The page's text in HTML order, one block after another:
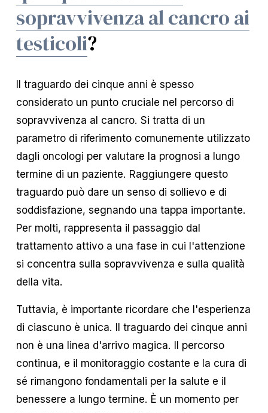
sopravvivenza al cancro ai
testicoli?
Il traguardo dei cinque anni è spesso
considerato un punto cruciale nel percorso di
sopravvivenza al cancro. Si tratta di un
parametro di riferimento comunemente utilizzato
dagli oncologi per valutare la prognosi a lungo
termine di un paziente. Raggiungere questo
traguardo può dare un senso di sollievo e di
soddisfazione, segnando una tappa importante.
Per molti, rappresenta il passaggio dal
trattamento attivo a una fase in cui l'attenzione
si concentra sulla sopravvivenza e sulla qualità
della vita.
Tuttavia, è importante ricordare che l'esperienza
di ciascuno è unica. Il traguardo dei cinque anni
non è una linea d'arrivo magica. Il percorso
continua, e il monitoraggio costante e la cura di
sé rimangono fondamentali per la salute e il
benessere a lungo termine. È un momento per